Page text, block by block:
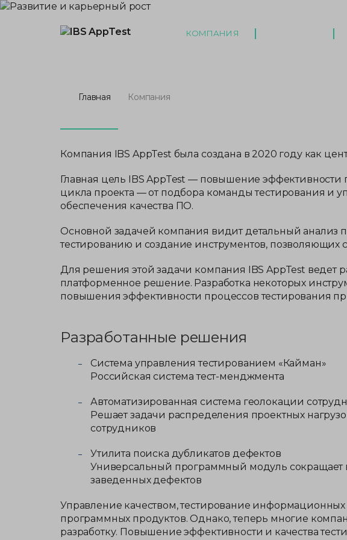
КОМПАНИЯ
Главная Компания
Компания IBS AppTest была создана в 2020 году как
Главная цель IBS AppTest — повышение эффективности
цикла проекта — от подбора команды тестирования и
обеспечения качества ПО.
Основной задачей компания видит детальный анализ
тестированию и создание инструментов, позволяющих
Для решения этой задачи компания IBS AppTest ведет
платформенное решение. Разработка некоторых
повышения эффективности процессов тестирования
Разработанные решения
Система управления тестированием «Кайман»
Российская система тест-менджмента
Автоматизированная система геолокации
Решает задачи распределения проектных
сотрудников
Утилита поиска дубликатов дефектов
Универсальный программный модуль сокращает
заведенных дефектов
Управление качеством, тестирование
программных продуктов. Однако, теперь многие
разработку. Повышение эффективности и качества